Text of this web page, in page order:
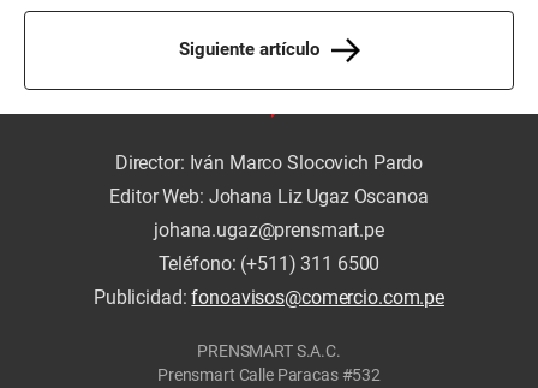
Siguiente artículo
Director: Iván Marco Slocovich Pardo
Editor Web: Johana Liz Ugaz Oscanoa
johana.ugaz@prensmart.pe
Teléfono: (+511) 311 6500
Publicidad:fonoavisos@comercio.com.pe
PRENSMART S.A.C.
Prensmart Calle Paracas #532